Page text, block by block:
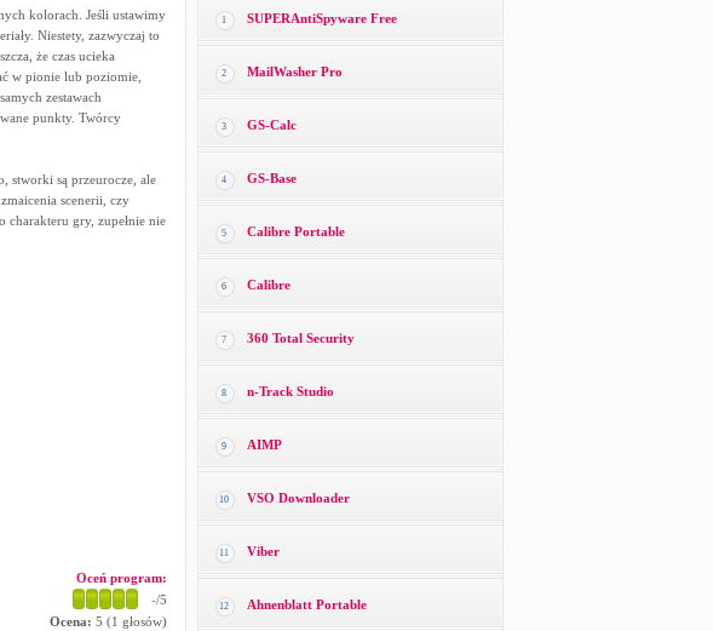
kolorach. Jeśli ustawimy
Niestety, zazwyczaj to
że czas ucieka
w pionie lub poziomie,
zestawach
punkty. Twórcy
stworki są przeurocze, ale
scenerii, czy
gry, zupełnie nie
Oceń program:
-/5
Ocena: 5 (1 głosów)
1 SUPERAntiSpyware Free
2 MailWasher Pro
3 GS-Calc
4 GS-Base
5 Calibre Portable
6 Calibre
7 360 Total Security
8 n-Track Studio
9 AIMP
10 VSO Downloader
11 Viber
12 Ahnenblatt Portable